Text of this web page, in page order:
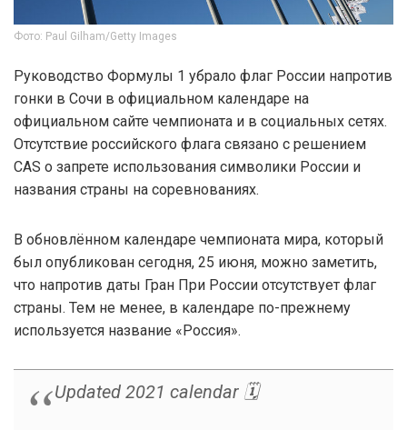
Фото: Paul Gilham/Getty Images
Руководство Формулы 1 убрало флаг России напротив
гонки в Сочи в официальном календаре на
официальном сайте чемпионата и в социальных сетях.
Отсутствие российского флага связано с решением
CAS о запрете использования символики России и
названия страны на соревнованиях.
В обновлённом календаре чемпионата мира, который
был опубликован сегодня, 25 июня, можно заметить,
что напротив даты Гран При России отсутствует флаг
страны. Тем не менее, в календаре по-прежнему
используется название «Россия».
Updated 2021 calendar 🗓